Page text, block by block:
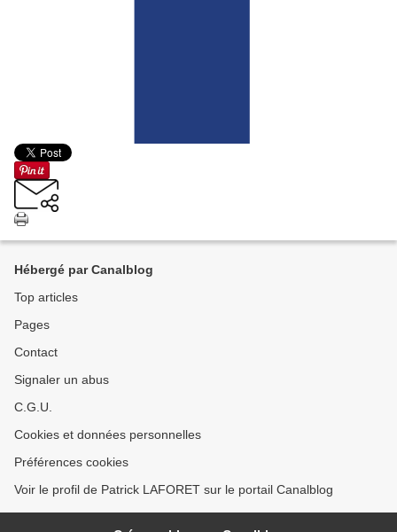
Hébergé par Canalblog
Top articles
Pages
Contact
Signaler un abus
C.G.U.
Cookies et données personnelles
Préférences cookies
Voir le profil de Patrick LAFORET sur le portail Canalblog